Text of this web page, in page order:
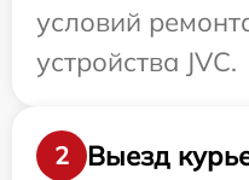
условий
устройства JVC.
2
Выезд